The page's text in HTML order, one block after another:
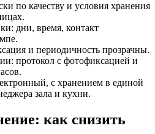
по качеству и условия хранения
дни, время, контакт
и периодичность прозрачны.
протокол с фотофиксацией и
с хранением в единой
зала и кухни.
как снизить